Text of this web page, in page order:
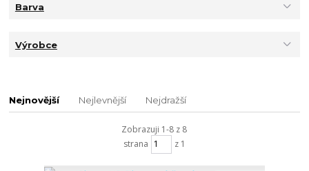
Barva
Výrobce
Nejnovější Nejlevnější Nejdražší
Zobrazuji 1-8 z 8
strana
z 1